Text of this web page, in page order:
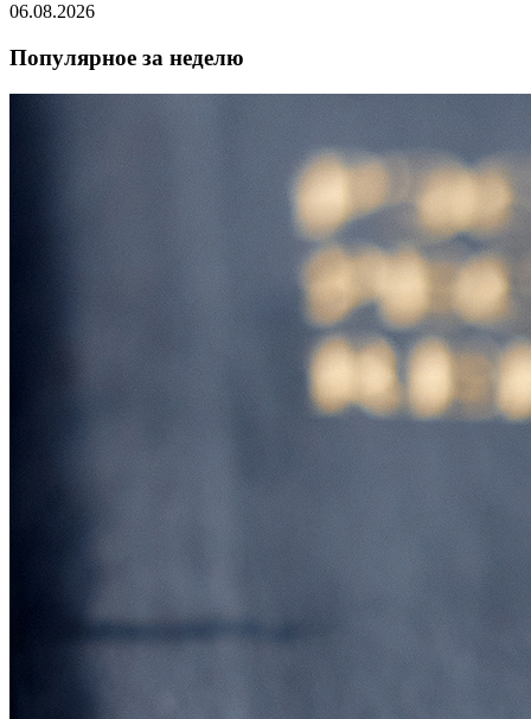
06.08.2026
Популярное за неделю